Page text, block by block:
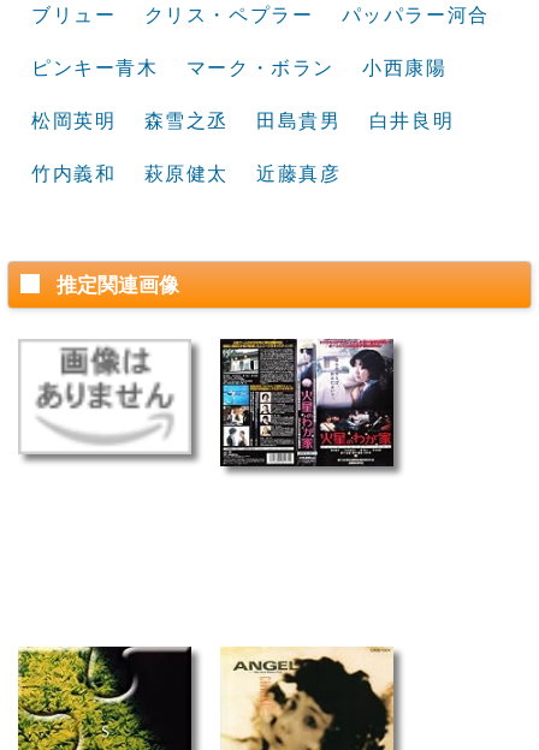
ブリュー クリス・ペプラー パッパラー河合
ピンキー青木 マーク・ボラン 小西康陽
松岡英明 森雪之丞 田島貴男 白井良明
竹内義和 萩原健太 近藤真彦
推定関連画像